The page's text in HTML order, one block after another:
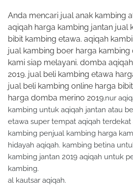
Anda mencari jual anak kambing
aqiqah harga kambing jantan jual
bibit kambing etawa. aqiqah
jual kambing boer harga
kami siap melayani. domba
2019. jual beli kambing etawa
jual beli kambing online harga
harga domba merino 2019.nur
kambing untuk aqiqah jantan atau
etawa super tempat aqiqah terdekat
kambing penjual kambing harga
hidayah aqiqah. kambing betina
kambing jantan 2019 aqiqah untuk
kambing.
al kautsar aqiqah.